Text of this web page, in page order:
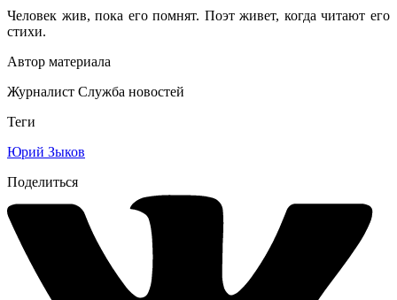
Человек жив, пока его помнят. Поэт живет, когда читают его
стихи.
Автор материала
Журналист Служба новостей
Теги
Юрий Зыков
Поделиться